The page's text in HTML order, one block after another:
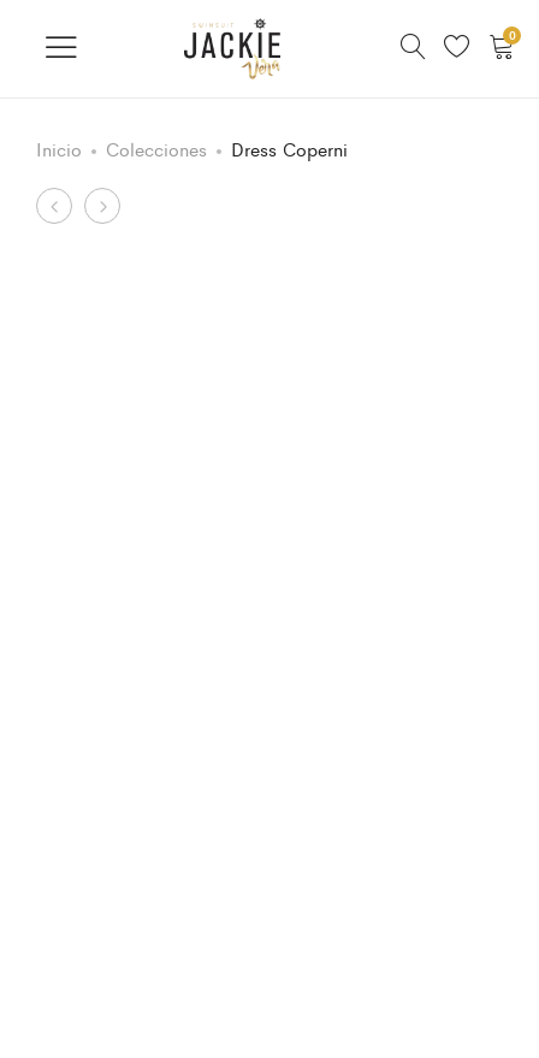
0
Inicio Colecciones Dress Coperni
Product
SkirtJumpsuit